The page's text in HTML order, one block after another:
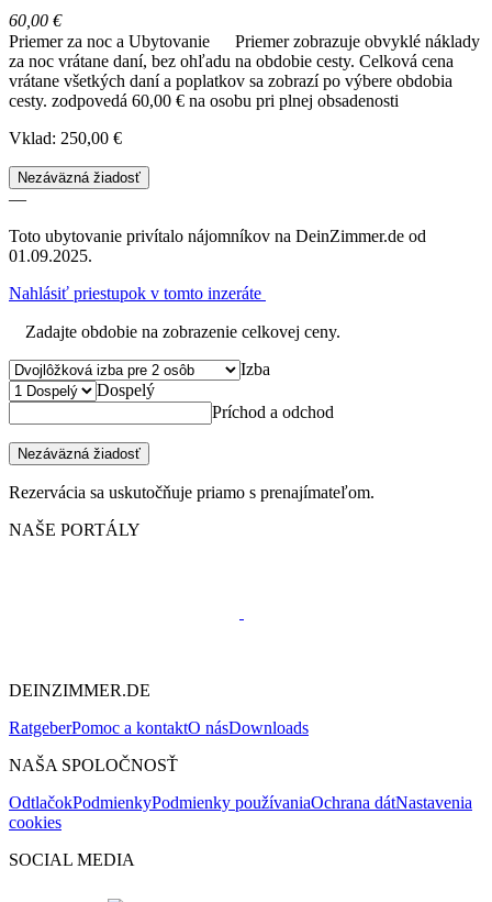
60,00 €
Priemer za noc a Ubytovanie
Priemer zobrazuje obvyklé náklady
za noc vrátane daní, bez ohľadu na obdobie cesty. Celková cena
vrátane všetkých daní a poplatkov sa zobrazí po výbere obdobia
cesty. zodpovedá 60,00 € na osobu pri plnej obsadenosti
Vklad: 250,00 €
Nezáväzná žiadosť
—
Toto ubytovanie privítalo nájomníkov na DeinZimmer.de od
01.09.2025.
Nahlásiť priestupok v tomto inzeráte
Zadajte obdobie na zobrazenie celkovej ceny.
Izba
Dospelý
Príchod a odchod
Nezáväzná žiadosť
Rezervácia sa uskutočňuje priamo s prenajímateľom.
NAŠE PORTÁLY
DEINZIMMER.DE
RatgeberPomoc a kontaktO násDownloads
NAŠA SPOLOČNOSŤ
OdtlačokPodmienkyPodmienky používaniaOchrana dátNastavenia
cookies
SOCIAL MEDIA